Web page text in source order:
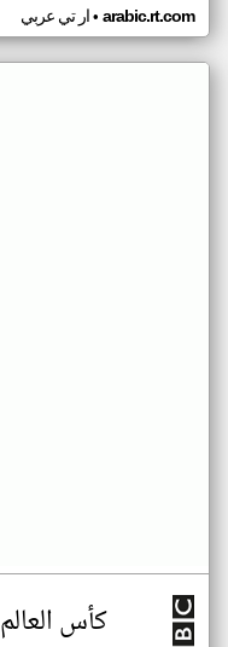
ار تي عربي• arabic.rt.com
كأس العالم 2026